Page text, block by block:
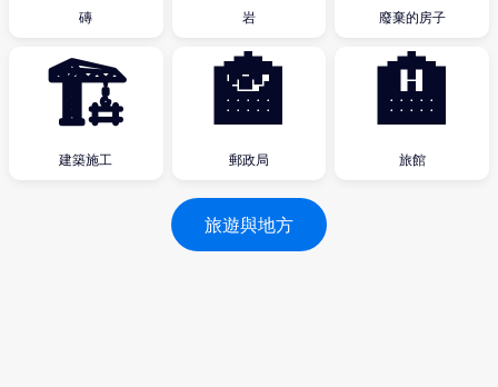
磚 岩 廢棄的房子
🏗
建築施工
🏤
郵政局
🏨
旅館
旅遊與地方